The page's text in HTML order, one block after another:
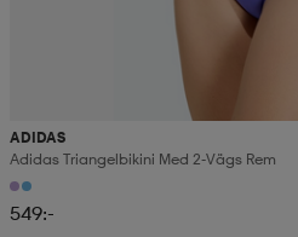
ADIDAS
Adidas Triangelbikini Med 2-Vägs Rem
549:-